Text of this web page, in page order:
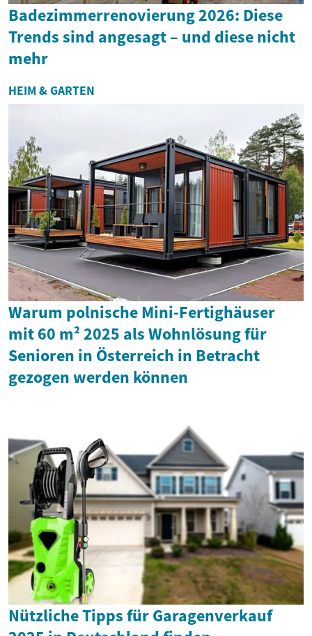
Badezimmerrenovierung 2026: Diese
Trends sind angesagt – und diese nicht
mehr
HEIM & GARTEN
Warum polnische Mini-Fertighäuser
mit 60 m² 2025 als Wohnlösung für
Senioren in Österreich in Betracht
gezogen werden können
Nützliche Tipps für Garagenverkauf